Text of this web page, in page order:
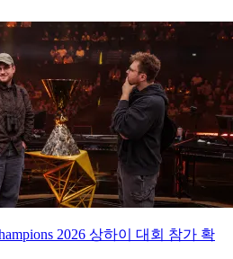
2026 상하이 대회 참가 확